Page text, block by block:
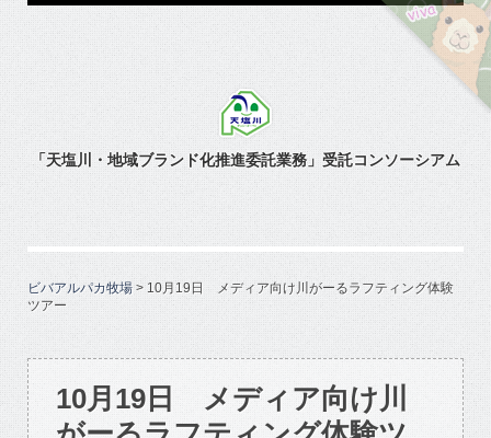
「天塩川・地域ブランド化推進委託業務」受託コンソーシアム
ビバアルパカ牧場 > 10月19日 メディア向け川がーるラフティング体験
ツアー
10月19日　メディア向け川